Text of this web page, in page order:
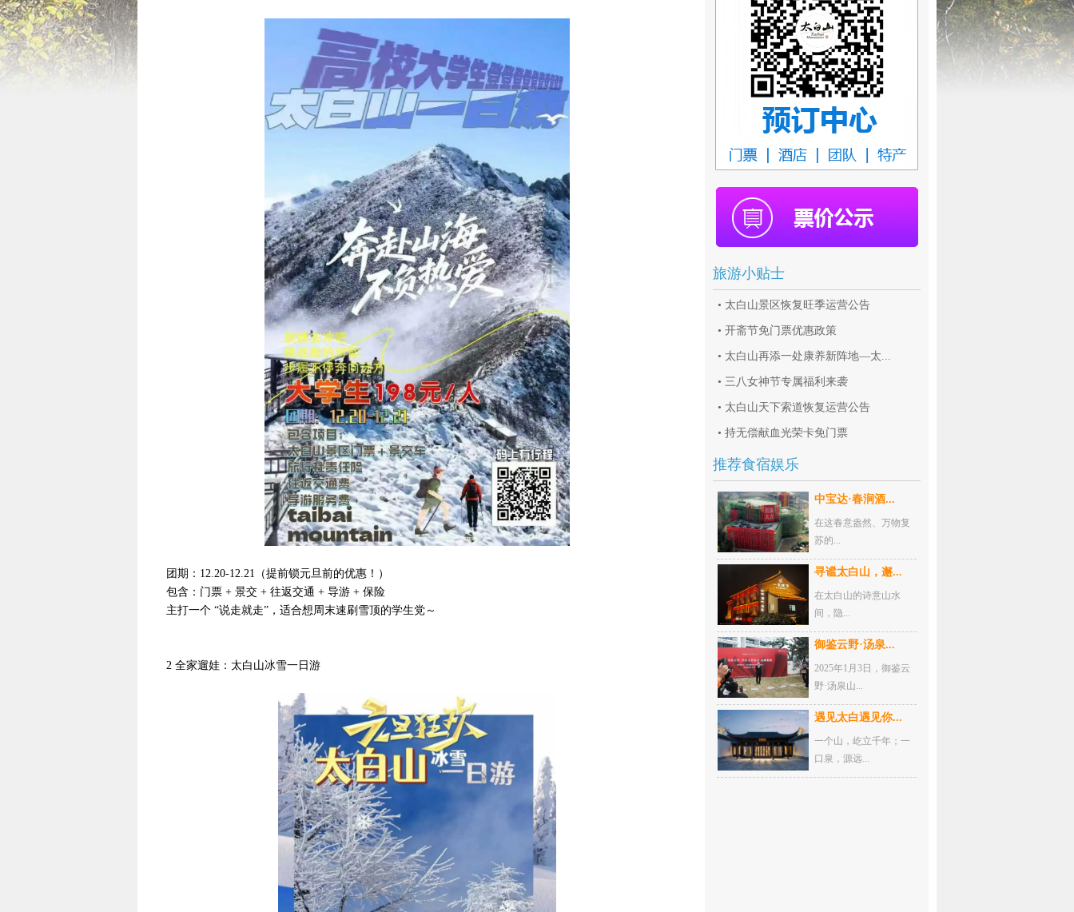
团期：12.20-12.21（提前锁元旦前的优惠！）
包含：门票 + 景交 + 往返交通 + 导游 + 保险
主打一个 “说走就走”，适合想周末速刷雪顶的学生党～
2 全家遛娃：太白山冰雪一日游
旅游小贴士
• 太白山景区恢复旺季运营公告
• 开斋节免门票优惠政策
• 太白山再添一处康养新阵地—太...
• 三八女神节专属福利来袭
• 太白山天下索道恢复运营公告
• 持无偿献血光荣卡免门票
推荐食宿娱乐
中宝达·春涧酒...
在这春意盎然、万物复
苏的...
寻谧太白山，邂...
在太白山的诗意山水
间，隐...
御鉴云野·汤泉...
2025年1月3日，御鉴云
野·汤泉山...
遇见太白遇见你...
一个山，屹立千年；一
口泉，源远...